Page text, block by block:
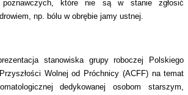
poznawczych, które nie są w stanie zgłosić
np. bólu w obrębie jamy ustnej.
stanowiska grupy roboczej Polskiego
Wolnej od Próchnicy (ACFF) na temat
dedykowanej osobom starszym,